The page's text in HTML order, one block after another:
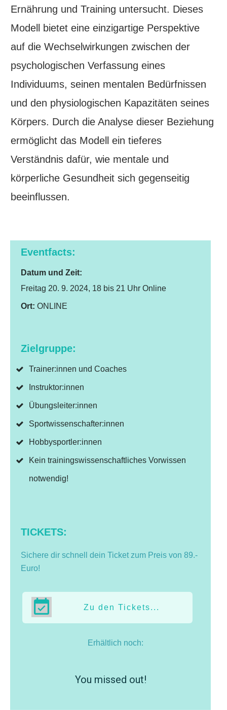
Ernährung und Training untersucht. Dieses
Modell bietet eine einzigartige Perspektive
auf die Wechselwirkungen zwischen der
psychologischen Verfassung eines
Individuums, seinen mentalen Bedürfnissen
und den physiologischen Kapazitäten seines
Körpers. Durch die Analyse dieser Beziehung
ermöglicht das Modell ein tieferes
Verständnis dafür, wie mentale und
körperliche Gesundheit sich gegenseitig
beeinflussen.
Eventfacts:
Datum und Zeit:
Freitag 20. 9. 2024, 18 bis 21 Uhr Online
Ort: ONLINE
Zielgruppe:
Trainer:innen und Coaches
Instruktor:innen
Übungsleiter:innen
Sportwissenschafter:innen
Hobbysportler:innen
Kein trainingswissenschaftliches Vorwissen
notwendig!
TICKETS:
Sichere dir schnell dein Ticket zum Preis von 89.-
Euro!
Zu den Tickets...
Erhältlich noch:
You missed out!